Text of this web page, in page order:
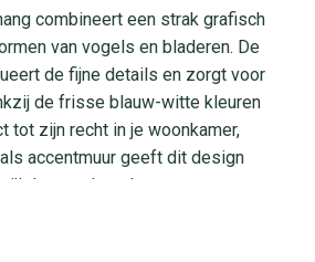
combineert een strak grafisch
van vogels en bladeren. De
de fijne details en zorgt voor
de frisse blauw-witte kleuren
tot zijn recht in je woonkamer,
accentmuur geeft dit design
de speelse elementen een